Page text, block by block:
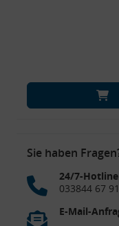
Sie haben
24/7-Hotline
033844 67
E-Mail-